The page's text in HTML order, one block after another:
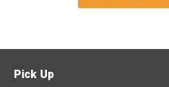
Pick Up